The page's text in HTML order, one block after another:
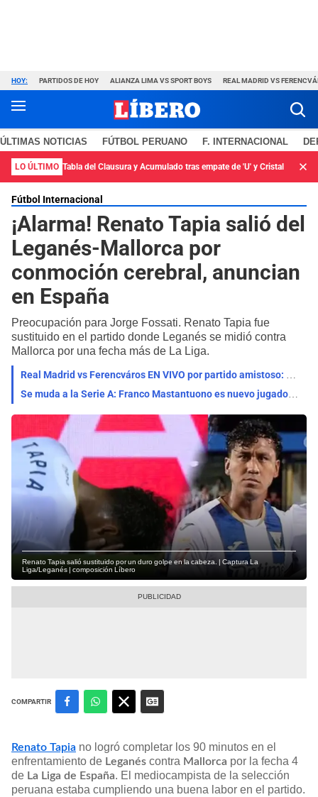
HOY: PARTIDOS DE HOY ALIANZA LIMA VS SPORT BOYS REAL MADRID VS
ÚLTIMAS NOTICIAS FÚTBOL PERUANO F. INTERNACIONAL
LO ÚLTIMO Tabla del Clausura y Acumulado tras empate de 'U' y Cristal
Fútbol Internacional
¡Alarma! Renato Tapia salió del
Leganés-Mallorca por
conmoción cerebral, anuncian
en España
Preocupación para Jorge Fossati. Renato Tapia fue
sustituido en el partido donde Leganés se midió contra
Mallorca por una fecha más de La Liga.
Real Madrid vs Ferencváros EN VIVO por partido amistoso: qué canal lo transmite, horario y pronóstico
Se muda a la Serie A: Franco Mastantuono es nuevo jugador de la Fiorentina de Italia
Renato Tapia salió sustituido por un duro golpe en la cabeza. | Captura La
Liga/Leganés | composición Líbero
COMPARTIR
Renato Tapia no logró completar los 90 minutos en el
enfrentamiento de Leganés contra Mallorca por la fecha 4
de La Liga de España. El mediocampista de la selección
peruana estaba cumpliendo una buena labor en el partido.